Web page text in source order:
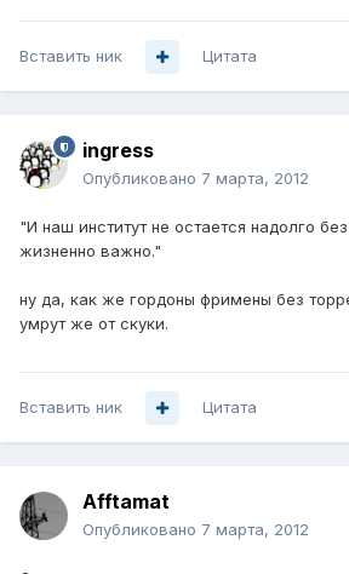
Вставить ник Цитата
ingress
Опубликовано 7 марта, 2012
"И наш институт не остается надолго
жизненно важно."
ну да, как же гордоны фримены без
умрут же от скуки.
Вставить ник Цитата
Afftamat
Опубликовано 7 марта, 2012